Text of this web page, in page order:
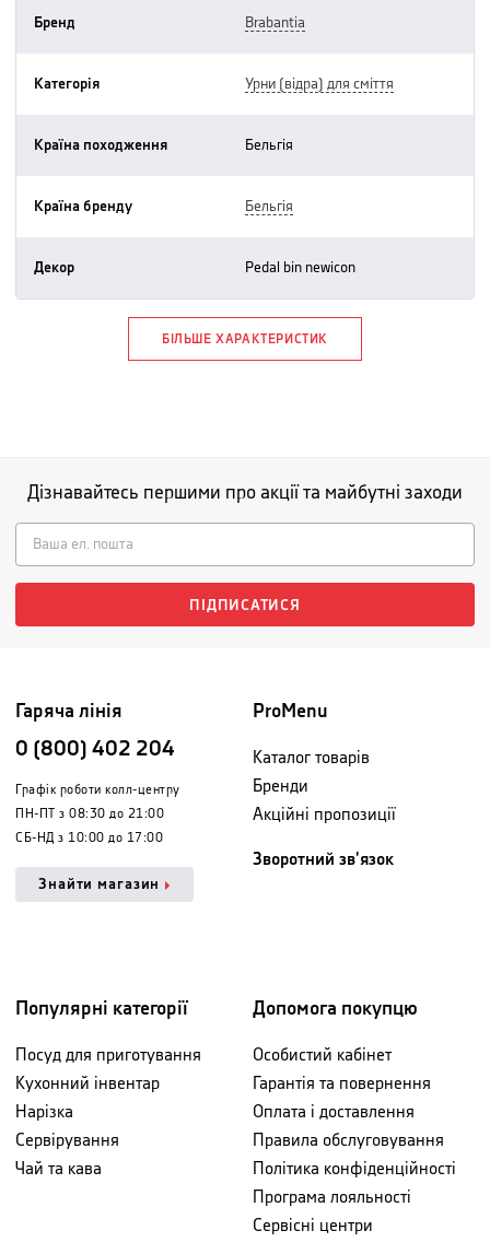
Бренд brabantia
Категорія урни (відра) для сміття
Країна походження бельгія
Країна бренду бельгія
Декор pedal bin newicon
БІЛЬШЕ ХАРАКТЕРИСТИК
Дізнавайтесь першими про акції та майбутні заходи
ПІДПИСАТИСЯ
Гаряча лінія
0 (800) 402 204
Графік роботи колл-центру
ПН-ПТ з 08:30 до 21:00
СБ-НД з 10:00 до 17:00
Знайти магазин
ProMenu
Каталог товарів
Бренди
Акційні пропозиції
Зворотний зв'язок
Популярні категорії
Посуд для приготування
Кухонний інвентар
Нарізка
Сервірування
Чай та кава
Допомога покупцю
Особистий кабінет
Гарантія та повернення
Оплата і доставлення
Правила обслуговування
Політика конфіденційності
Програма лояльності
Сервісні центри